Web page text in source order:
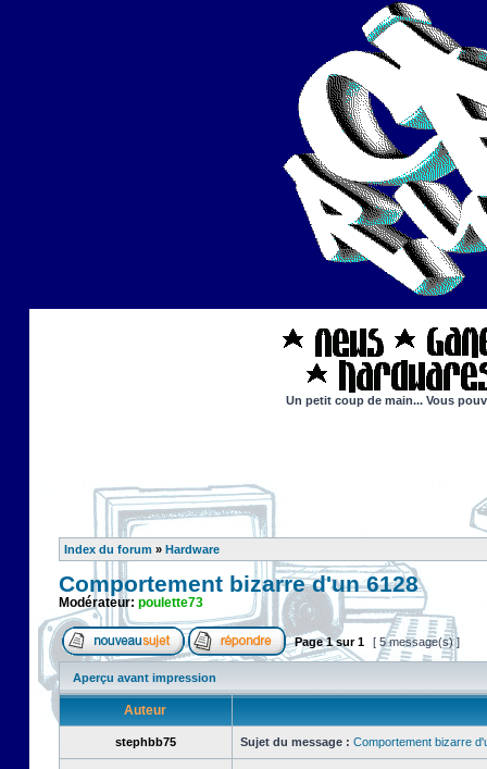
Un petit coup de main... Vous
Index du forum » Hardware
Comportement bizarre d'un 6128
Modérateur: poulette73
Page1sur1 [ 5 message(s) ]
Aperçu avant impression
Auteur
stephbb75 Sujet du message : Comportement bizarre